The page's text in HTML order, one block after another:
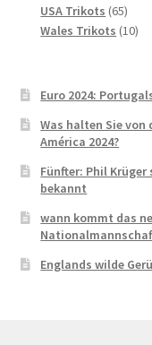
USA Trikots 6565
Wales Trikots 1010
Euro 2024:
Was halten Sie
América 2024?
Fünfter: Phil
bekannt
wann kommt das
Englands wilde